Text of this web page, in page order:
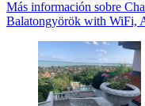
Más información sobre
Balatongyörök with WiFi,